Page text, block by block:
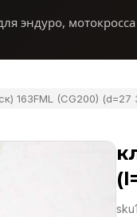
эндуро,
163FML (CG200) (d=27